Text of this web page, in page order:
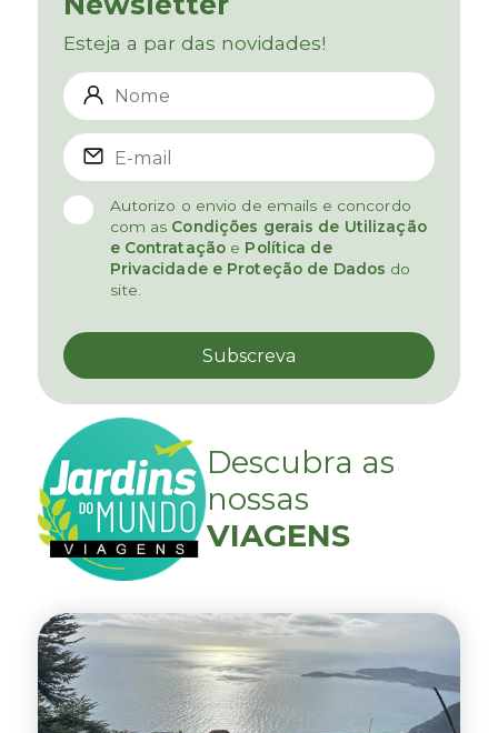
Esteja a par das novidades!
Autorizo o envio de emails e concordo
com as Condições gerais de Utilização
e Contratação e Política de
Privacidade e Proteção de Dados do
site.
Descubra as
nossas
VIAGENS